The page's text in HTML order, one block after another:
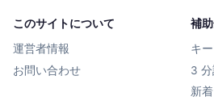
このサイトについて
運営者情報
お問い合わせ
補
キ
3
新着